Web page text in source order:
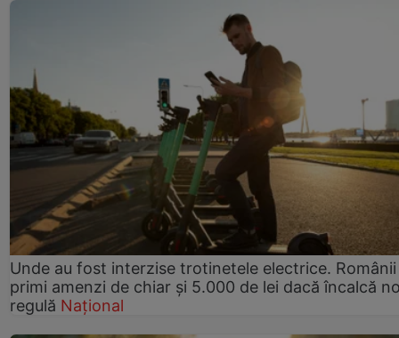
Unde au fost interzise trotinetele electrice.
primi amenzi de chiar și 5.000 de lei dacă încalcă
regulă Național